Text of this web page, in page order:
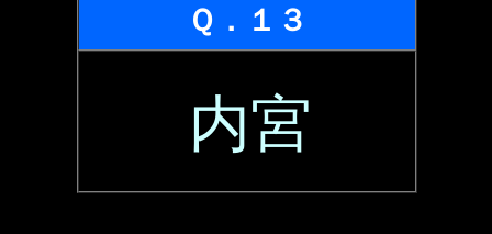
Ｑ．１３
内宮